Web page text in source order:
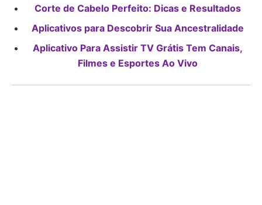
Corte de Cabelo Perfeito: Dicas e Resultados
Aplicativos para Descobrir Sua Ancestralidade
Aplicativo Para Assistir TV Grátis Tem Canais,
Filmes e Esportes Ao Vivo